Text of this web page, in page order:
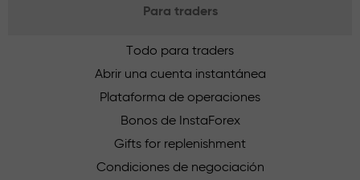
Para traders
Todo para traders
Abrir una cuenta instantánea
Plataforma de operaciones
Bonos de InstaForex
Gifts for replenishment
Condiciones de negociación